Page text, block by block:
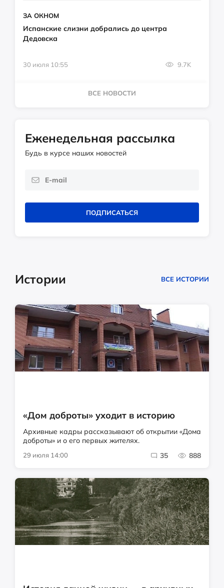
ЗА ОКНОМ
Испанские слизни добрались до центра
Дедовска
30 июля 10:55 9.7K
ВСЕ НОВОСТИ
Еженедельная рассылка
Будь в курсе наших новостей
ПОДПИСАТЬСЯ
Истории ВСЕ ИСТОРИИ
«Дом доброты» уходит в историю
Архивные кадры рассказывают об открытии «Дома
доброты» и о его первых жителях.
29 июля 14:00 35 888